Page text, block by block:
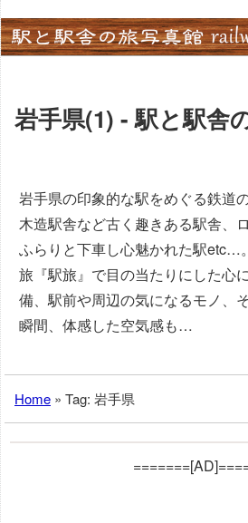
Skip
to
content
岩手県(1) - 駅と駅舎
岩手県の印象的な駅をめぐる鉄道の
木造駅舎など古く趣きある駅舎、
ふらりと下車し心魅かれた駅etc…
旅『駅旅』で目の当たりにした心
備、駅前や周辺の気になるモノ、
瞬間、体感した空気感も…
Home » Tag: 岩手県